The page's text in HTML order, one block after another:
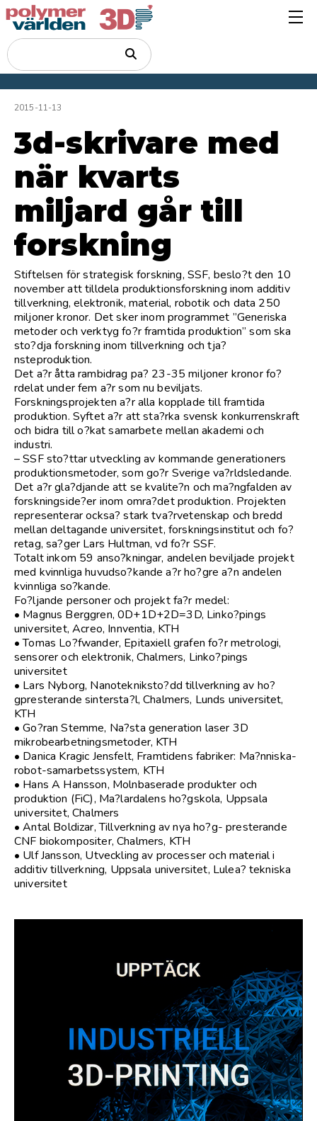
2015-11-13
3d-skrivare med
när kvarts
miljard går till
forskning
Stiftelsen för strategisk forskning, SSF, beslo?t den 10
november att tilldela produktionsforskning inom additiv
tillverkning, elektronik, material, robotik och data 250
miljoner kronor. Det sker inom programmet ”Generiska
metoder och verktyg fo?r framtida produktion” som ska
sto?dja forskning inom tillverkning och tja?
nsteproduktion.
Det a?r åtta rambidrag pa? 23-35 miljoner kronor fo?
rdelat under fem a?r som nu beviljats.
Forskningsprojekten a?r alla kopplade till framtida
produktion. Syftet a?r att sta?rka svensk konkurrenskraft
och bidra till o?kat samarbete mellan akademi och
industri.
– SSF sto?ttar utveckling av kommande generationers
produktionsmetoder, som go?r Sverige va?rldsledande.
Det a?r gla?djande att se kvalite?n och ma?ngfalden av
forskningside?er inom omra?det produktion. Projekten
representerar ocksa? stark tva?rvetenskap och bredd
mellan deltagande universitet, forskningsinstitut och fo?
retag, sa?ger Lars Hultman, vd fo?r SSF.
Totalt inkom 59 anso?kningar, andelen beviljade projekt
med kvinnliga huvudso?kande a?r ho?gre a?n andelen
kvinnliga so?kande.
Fo?ljande personer och projekt fa?r medel:
• Magnus Berggren, 0D+1D+2D=3D, Linko?pings
universitet, Acreo, Innventia, KTH
• Tomas Lo?fwander, Epitaxiell grafen fo?r metrologi,
sensorer och elektronik, Chalmers, Linko?pings
universitet
• Lars Nyborg, Nanotekniksto?dd tillverkning av ho?
gpresterande sintersta?l, Chalmers, Lunds universitet,
KTH
• Go?ran Stemme, Na?sta generation laser 3D
mikrobearbetningsmetoder, KTH
• Danica Kragic Jensfelt, Framtidens fabriker: Ma?nniska-
robot-samarbetssystem, KTH
• Hans A Hansson, Molnbaserade produkter och
produktion (FiC), Ma?lardalens ho?gskola, Uppsala
universitet, Chalmers
• Antal Boldizar, Tillverkning av nya ho?g- presterande
CNF biokompositer, Chalmers, KTH
• Ulf Jansson, Utveckling av processer och material i
additiv tillverkning, Uppsala universitet, Lulea? tekniska
universitet